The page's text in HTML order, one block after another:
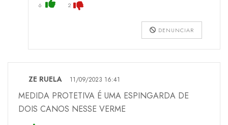
6 2
DENUNCIAR
ZE RUELA 11/09/2023 16:41
MEDIDA PROTETIVA É UMA ESPINGARDA DE
DOIS CANOS NESSE VERME